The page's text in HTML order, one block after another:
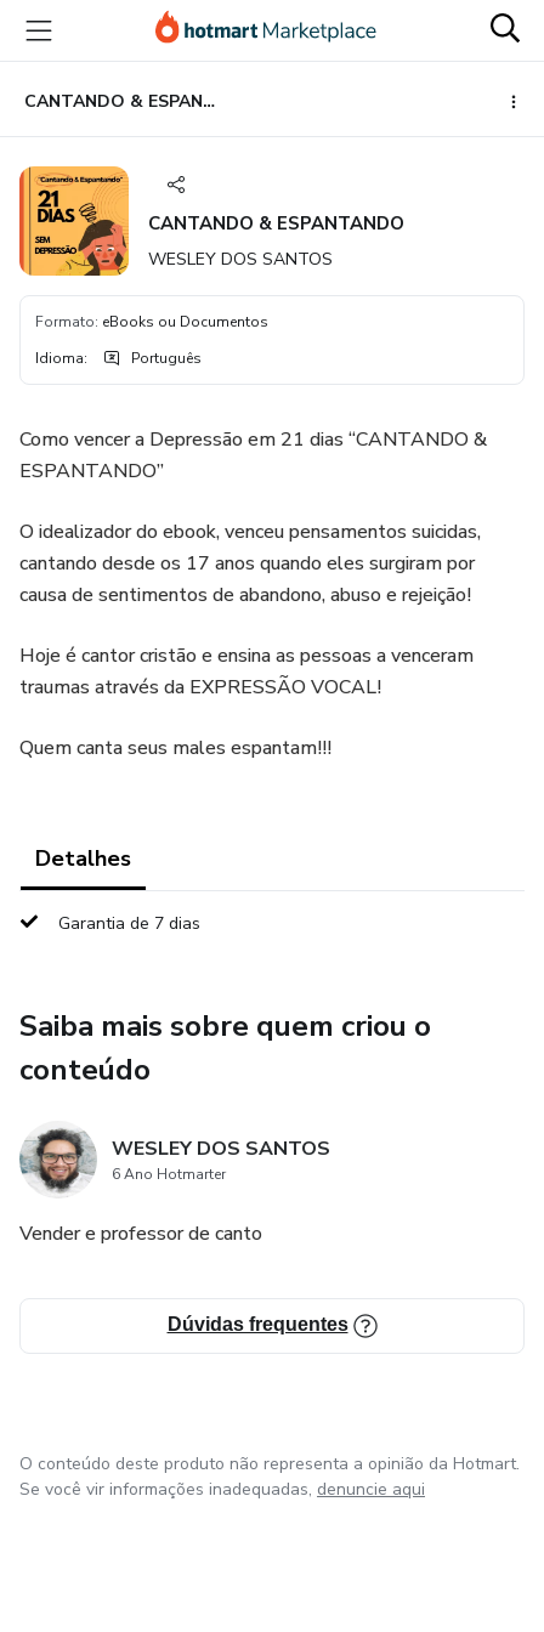
para
conteúdo
principal
para
pagamento
para
rodapé
CANTANDO & ESPANTANDO
CANTANDO & ESPANTANDO
WESLEY DOS SANTOS
Formato: eBooks ou Documentos
Idioma: Português
Como vencer a Depressão em 21 dias “CANTANDO &
ESPANTANDO”
O idealizador do ebook, venceu pensamentos suicidas,
cantando desde os 17 anos quando eles surgiram por
causa de sentimentos de abandono, abuso e rejeição!
Hoje é cantor cristão e ensina as pessoas a venceram
traumas através da EXPRESSÃO VOCAL!
Quem canta seus males espantam!!!
Detalhes
Garantia de 7 dias
Saiba mais sobre quem criou o
conteúdo
WESLEY DOS SANTOS
6 Ano Hotmarter
Vender e professor de canto
Dúvidas frequentes
O conteúdo deste produto não representa a opinião da Hotmart.
Se você vir informações inadequadas, denuncie aqui